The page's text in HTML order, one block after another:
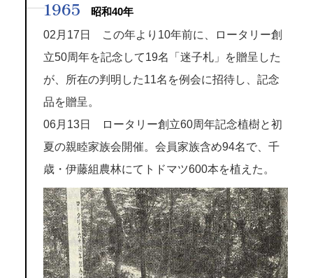
1965
昭和40年
02月17日 この年より10年前に、ロータリー創
立50周年を記念して19名「迷子札」を贈呈した
が、所在の判明した11名を例会に招待し、記念
品を贈呈。
06月13日 ロータリー創立60周年記念植樹と初
夏の親睦家族会開催。会員家族含め94名で、千
歳・伊藤組農林にてトドマツ600本を植えた。